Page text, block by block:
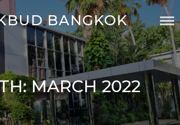
BANGKOK
MARCH 2022